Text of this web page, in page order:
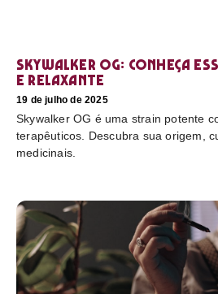
Skywalker OG: conheça
e relaxante
19 de julho de 2025
Skywalker OG é uma strain potente
terapêuticos. Descubra sua origem,
medicinais.